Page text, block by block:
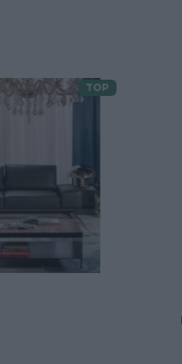
TOP
Doprava zdarma
Goya s